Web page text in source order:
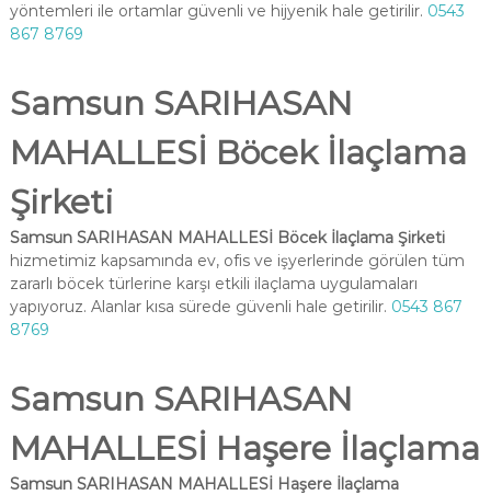
yöntemleri ile ortamlar güvenli ve hijyenik hale getirilir. 0543
867 8769
Samsun SARIHASAN
MAHALLESİ Böcek İlaçlama
Şirketi
Samsun SARIHASAN MAHALLESİ Böcek İlaçlama Şirketi
hizmetimiz kapsamında ev, ofis ve işyerlerinde görülen tüm
zararlı böcek türlerine karşı etkili ilaçlama uygulamaları
yapıyoruz. Alanlar kısa sürede güvenli hale getirilir. 0543 867
8769
Samsun SARIHASAN
MAHALLESİ Haşere İlaçlama
Samsun SARIHASAN MAHALLESİ Haşere İlaçlama